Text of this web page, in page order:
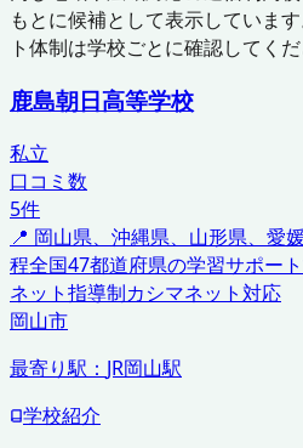
もとに候補として表示していま
ト体制は学校ごとに確認してくだ
鹿島朝日高等学校
私立
口コミ数
5件
📍 岡山県、沖縄県、山形県、愛
程全国47都道府県の学習サポー
ネット指導制カシマネット対応
岡山市
最寄り駅： JR岡山駅
学校紹介